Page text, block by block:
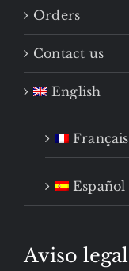
Orders
Contact us
English
Français
Español
Aviso legal